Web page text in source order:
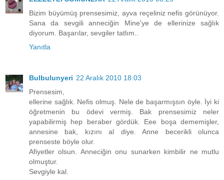
Bizim büyümüş prensesimiz, ayva reçeliniz nefis görünüyor.
Sana da sevgili anneciğin Mine'ye de ellerinize sağlık
diyorum. Başarılar, sevgiler tatlım..
Yanıtla
Bulbulunyeri 22 Aralık 2010 18:03
Prensesim,
ellerine sağlık. Nefis olmuş. Nele de başarmışsın öyle. İyi ki
öğretmenin bu ödevi vermiş. Bak prensesimiz neler
yapabilirmiş hep beraber gördük. Eee boşa dememişler,
annesine bak, kızını al diye. Anne becerikli olunca
prenseste böyle olur.
Afiyetler olsun. Anneciğin onu sunarken kimbilir ne mutlu
olmuştur.
Sevgiyle kal.